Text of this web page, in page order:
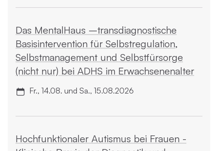
Das MentalHaus –transdiagnostische
Basisintervention für Selbstregulation,
Selbstmanagement und Selbstfürsorge
(nicht nur) bei ADHS im Erwachsenenalter
Fr., 14.08. und Sa., 15.08.2026
Hochfunktionaler Autismus bei Frauen -